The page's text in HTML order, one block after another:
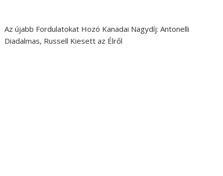
Az újabb Fordulatokat Hozó Kanadai Nagydíj: Antonelli
Diadalmas, Russell Kiesett az Élről